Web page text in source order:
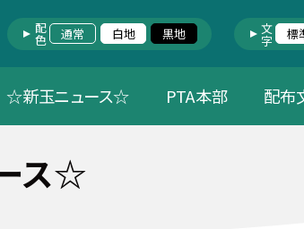
配色 通常 白地 黒地 文字 標
☆新玉ニュース☆ PTA本部 配布
ス☆